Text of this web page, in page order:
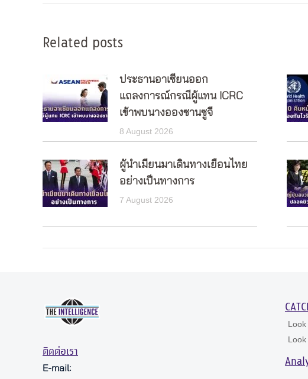
Related posts
ประธานอาเซียนออก
แถลงการณ์กรณีผู้แทน ICRC
เข้าพบนางอองซานซูจี
8 August 2026
ผู้นำเมียนมาเดินทางเยือนไทย
อย่างเป็นทางการ
7 August 2026
ติดต่อเรา
E-mail:
Look